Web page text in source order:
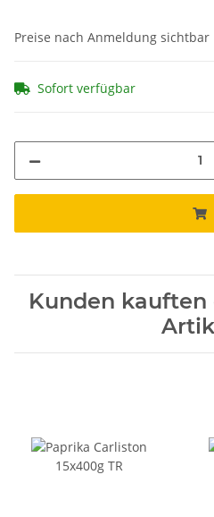
Preise nach Anmeldung sichtbar
Sofort verfügbar
Kunden